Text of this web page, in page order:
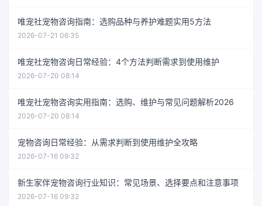
唯宠社宠物咨询指南：选购品种与养护难题实用5方法
2026-07-21 06:35
唯宠社宠物咨询日常经验：4个方法判断需求到使用维护
2026-07-20 08:14
唯宠社宠物咨询实用指南：选购、维护与常见问题解析2026
2026-07-20 08:14
宠物咨询日常经验：从需求判断到使用维护全攻略
2026-07-16 09:32
新生家伴宠物咨询行业知识：常见场景、选择要点和注意事项
2026-07-16 09:32